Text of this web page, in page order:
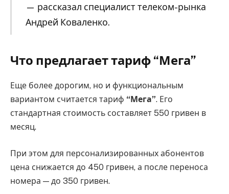
— рассказал специалист телеком-рынка
Андрей Коваленко.
Что предлагает тариф “Мега”
Еще более дорогим, но и функциональным
вариантом считается тариф “Мега”. Его
стандартная стоимость составляет 550 гривен в
месяц.
При этом для персонализированных абонентов
цена снижается до 450 гривен, а после переноса
номера — до 350 гривен.